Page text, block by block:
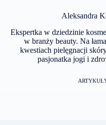
Aleksandra
Ekspertka w dziedzinie
w branży beauty. Na
kwestiach pielęgnacji
pasjonatka jogi i